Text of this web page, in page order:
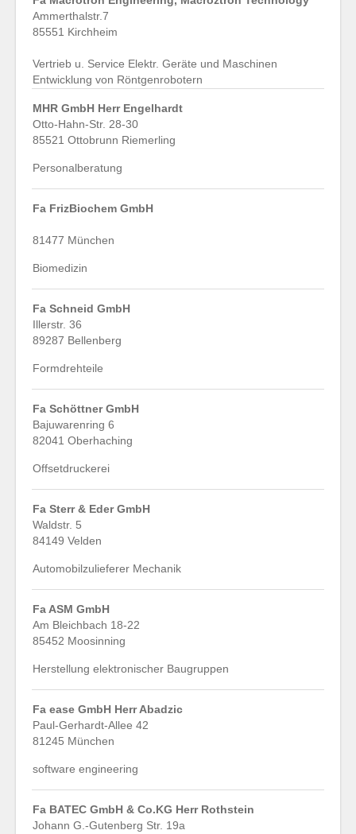
Ammerthalstr.7
85551 Kirchheim
Vertrieb u. Service Elektr. Geräte und Maschinen
Entwicklung von Röntgenrobotern
MHR GmbH Herr Engelhardt
Otto-Hahn-Str. 28-30
85521 Ottobrunn Riemerling
Personalberatung
Fa FrizBiochem GmbH
81477 München
Biomedizin
Fa Schneid GmbH
Illerstr. 36
89287 Bellenberg
Formdrehteile
Fa Schöttner GmbH
Bajuwarenring 6
82041 Oberhaching
Offsetdruckerei
Fa Sterr & Eder GmbH
Waldstr. 5
84149 Velden
Automobilzulieferer Mechanik
Fa ASM GmbH
Am Bleichbach 18-22
85452 Moosinning
Herstellung elektronischer Baugruppen
Fa ease GmbH Herr Abadzic
Paul-Gerhardt-Allee 42
81245 München
software engineering
Fa BATEC GmbH & Co.KG Herr Rothstein
Johann G.-Gutenberg Str. 19a